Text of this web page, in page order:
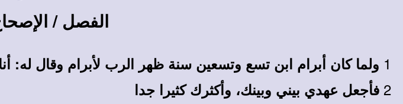
الفصل /
1 ولما كان أبرام ابن تسع وتسعين سنة ظهر الرب لأبرام وقال له:
2 فأجعل عهدي بيني وبينك، وأكثرك كثيرا جدا